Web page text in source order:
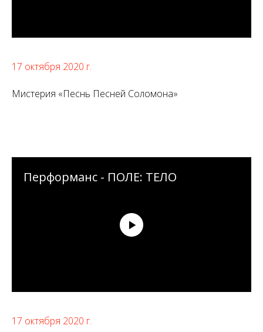
17 октября 2020 г.
Мистерия «Песнь Песней Соломона»
Перформанс - ПОЛЕ: ТЕЛО
17 октября 2020 г.